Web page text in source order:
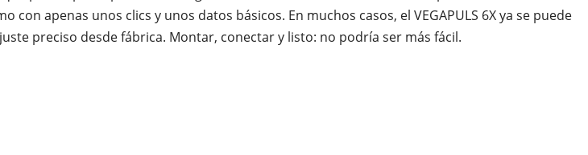
con apenas unos clics y unos datos básicos. En muchos casos, el VEGAPULS 6X ya se puede
preciso desde fábrica. Montar, conectar y listo: no podría ser más fácil.